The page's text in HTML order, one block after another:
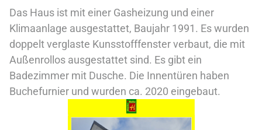
Das Haus ist mit einer Gasheizung und einer
Klimaanlage ausgestattet, Baujahr 1991. Es wurden
doppelt verglaste Kunsstofffenster verbaut, die mit
Außenrollos ausgestattet sind. Es gibt ein
Badezimmer mit Dusche. Die Innentüren haben
Buchefurnier und wurden ca. 2020 eingebaut.